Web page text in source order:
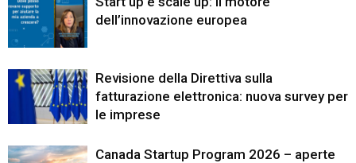
dell’innovazione europea
Revisione della Direttiva sulla
fatturazione elettronica: nuova survey per
le imprese
Canada Startup Program 2026 – aperte